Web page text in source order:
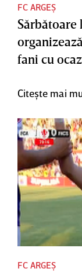
FC ARGEȘ
Sărbătoare
fani cu
Citește mai
FC ARGEȘ